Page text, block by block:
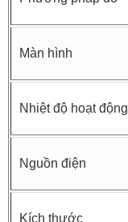
Màn hình
Nhiệt độ hoạt động
Nguồn điện
Kích thước